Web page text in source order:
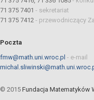
71 375 7401 - sekretariat
71 375 7412 - przewodniczący
Poczta
fmw@math.uni.wroc.pl - e-mail
© 2015 Fundacja Matematyków